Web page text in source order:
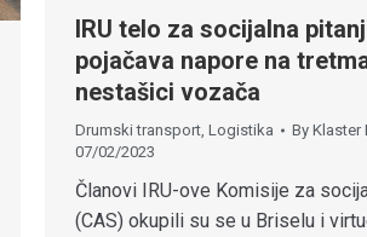
IRU telo za socijalna
pojačava napore na
nestašici vozača
Drumski transport Logistika By Klaster
07/02/2023
Članovi IRU-ove Komisije za
(CAS) okupili su se u Briselu i